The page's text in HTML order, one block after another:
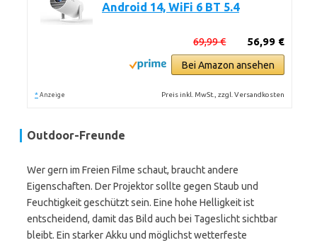
Android 14, WiFi 6 BT 5.4
56,99 €
69,99 €
Bei Amazon ansehen
* Anzeige Preis inkl. MwSt., zzgl. Versandkosten
Outdoor-Freunde
Wer gern im Freien Filme schaut, braucht andere
Eigenschaften. Der Projektor sollte gegen Staub und
Feuchtigkeit geschützt sein. Eine hohe Helligkeit ist
entscheidend, damit das Bild auch bei Tageslicht sichtbar
bleibt. Ein starker Akku und möglichst wetterfeste